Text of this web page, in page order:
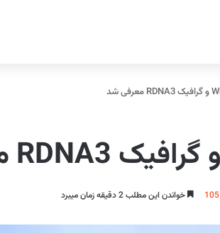
105 خواندن این مطلب 2 دقیقه زمان میبرد